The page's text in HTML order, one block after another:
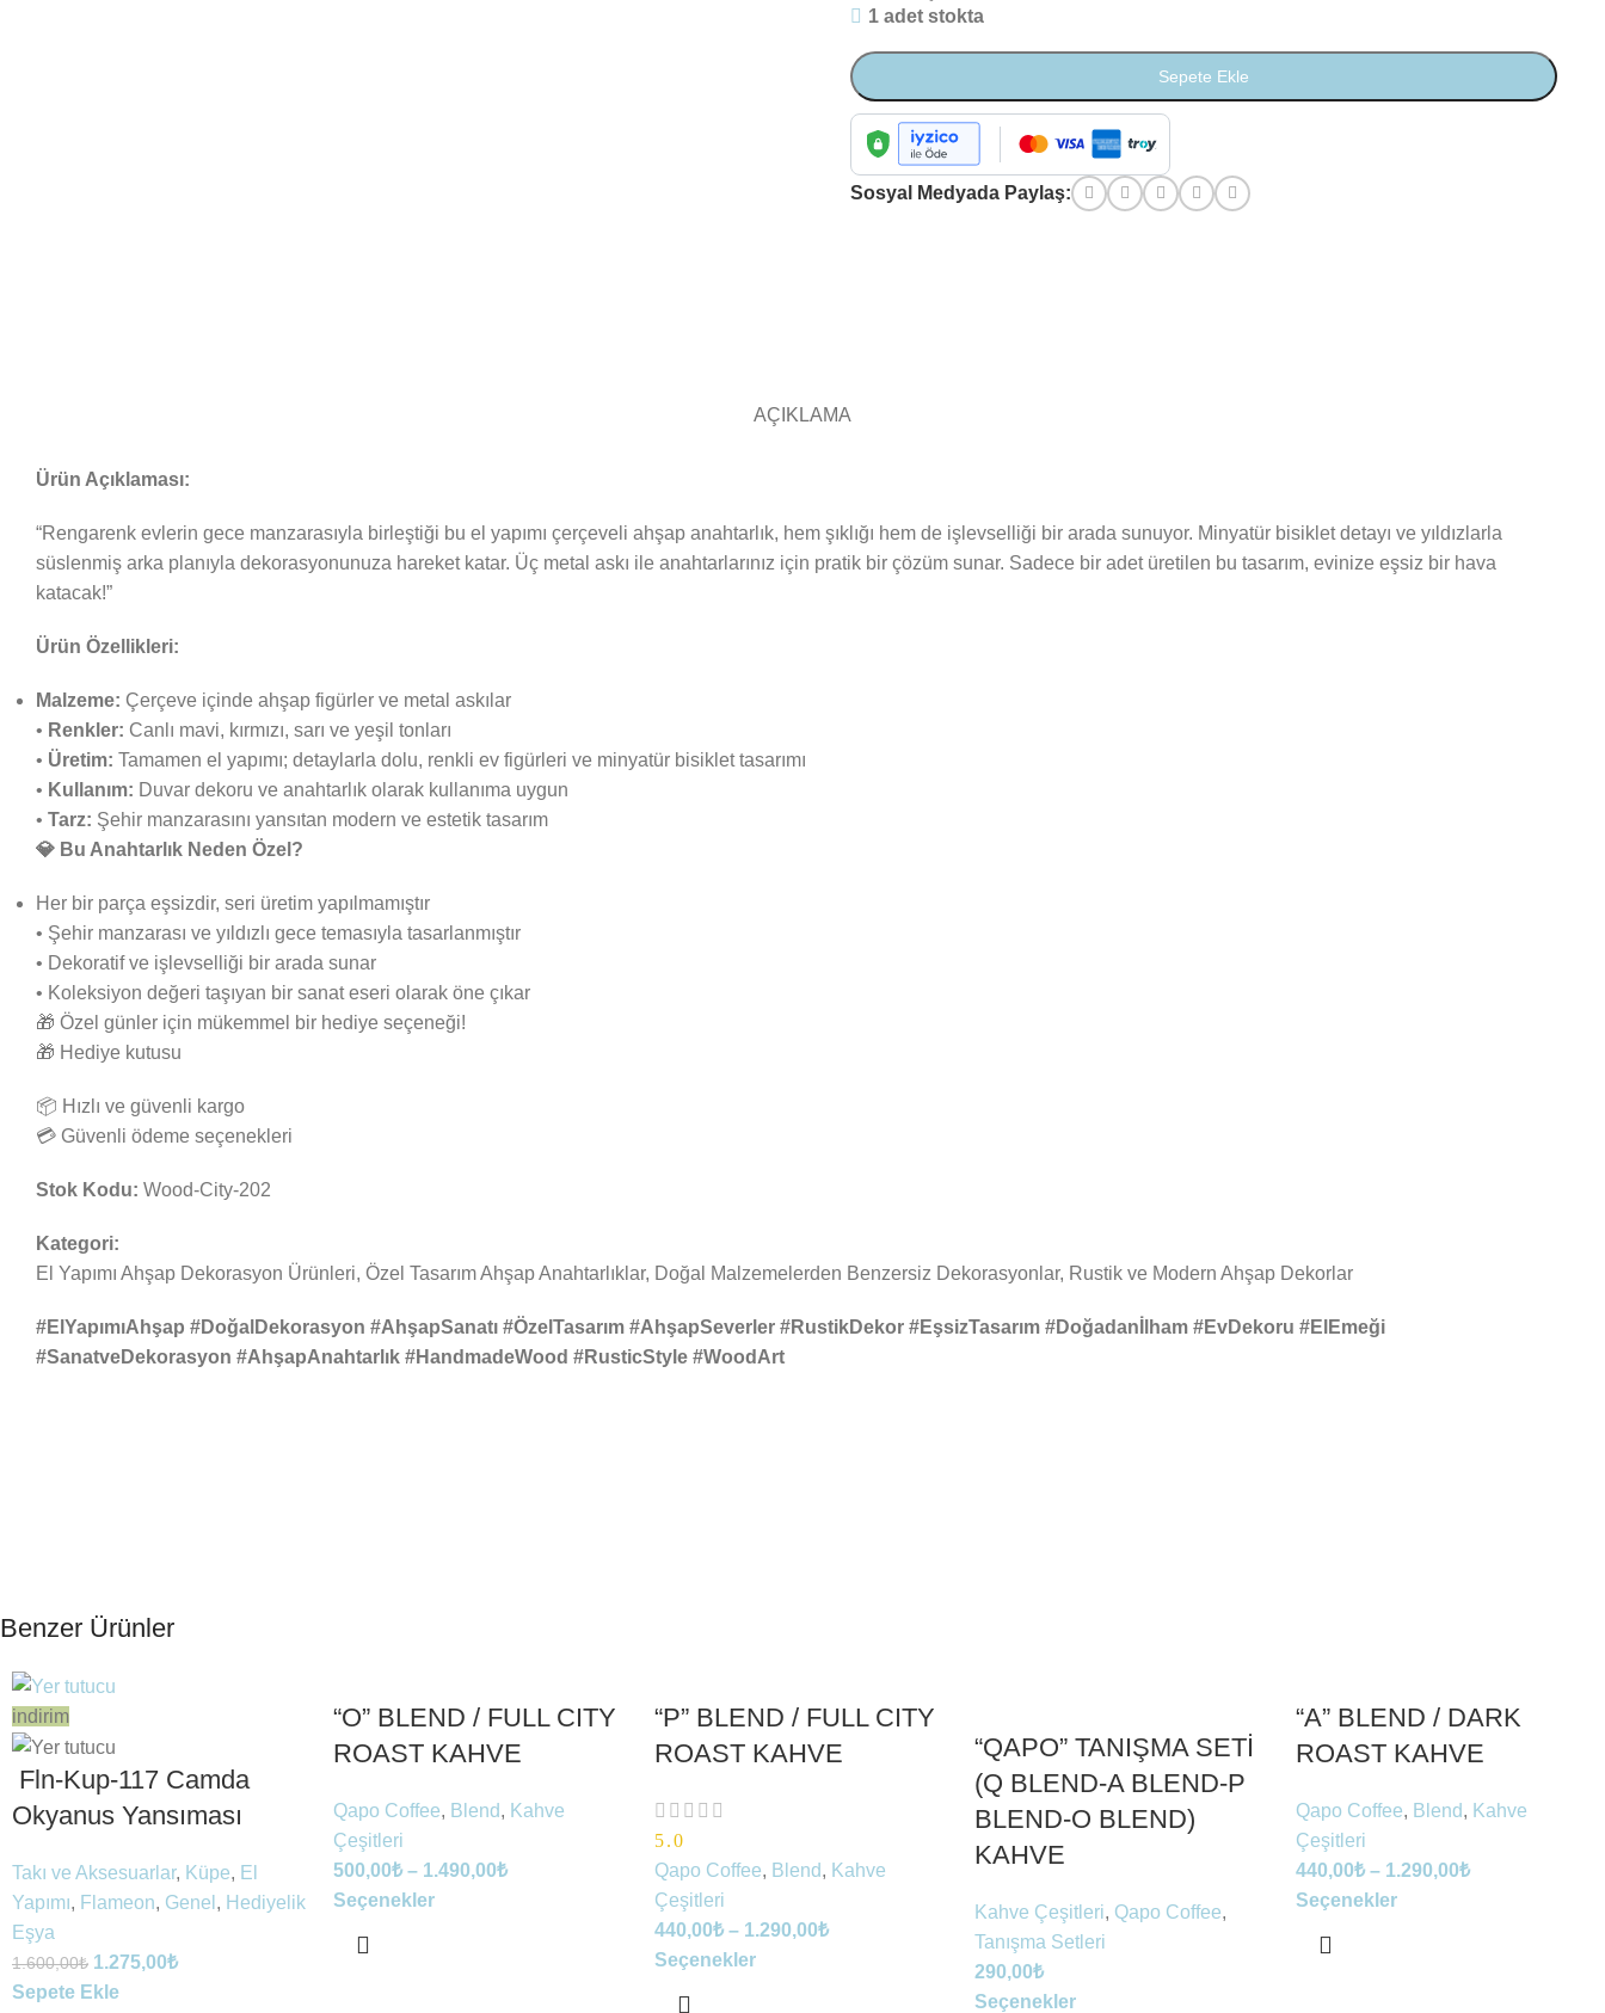
1 adet stokta
Sepete Ekle
Sosyal Medyada Paylaş:
AÇIKLAMA
Ürün Açıklaması:
“Rengarenk evlerin gece manzarasıyla birleştiği bu el yapımı çerçeveli ahşap anahtarlık, hem şıklığı hem de işlevselliği bir arada sunuyor. Minyatür bisiklet detayı ve yıldızlarla
süslenmiş arka planıyla dekorasyonunuza hareket katar. Üç metal askı ile anahtarlarınız için pratik bir çözüm sunar. Sadece bir adet üretilen bu tasarım, evinize eşsiz bir hava
katacak!”
Ürün Özellikleri:
Malzeme: Çerçeve içinde ahşap figürler ve metal askılar
• Renkler: Canlı mavi, kırmızı, sarı ve yeşil tonları
• Üretim: Tamamen el yapımı; detaylarla dolu, renkli ev figürleri ve minyatür bisiklet tasarımı
• Kullanım: Duvar dekoru ve anahtarlık olarak kullanıma uygun
• Tarz: Şehir manzarasını yansıtan modern ve estetik tasarım
💎 Bu Anahtarlık Neden Özel?
Her bir parça eşsizdir, seri üretim yapılmamıştır
• Şehir manzarası ve yıldızlı gece temasıyla tasarlanmıştır
• Dekoratif ve işlevselliği bir arada sunar
• Koleksiyon değeri taşıyan bir sanat eseri olarak öne çıkar
🎁 Özel günler için mükemmel bir hediye seçeneği!
🎁 Hediye kutusu
📦 Hızlı ve güvenli kargo
💳 Güvenli ödeme seçenekleri
Stok Kodu: Wood-City-202
Kategori:
El Yapımı Ahşap Dekorasyon Ürünleri, Özel Tasarım Ahşap Anahtarlıklar, Doğal Malzemelerden Benzersiz Dekorasyonlar, Rustik ve Modern Ahşap Dekorlar
#ElYapımıAhşap #DoğalDekorasyon #AhşapSanatı #ÖzelTasarım #AhşapSeverler #RustikDekor #EşsizTasarım #Doğadanİlham #EvDekoru #ElEmeği
#SanatveDekorasyon #AhşapAnahtarlık #HandmadeWood #RusticStyle #WoodArt
Benzer Ürünler
indirim
Fln-Kup-117 Camda
Okyanus Yansıması
Takı ve Aksesuarlar, Küpe, El
Yapımı, Flameon, Genel , Hediyelik
Eşya
1.600,00₺ 1.275,00₺
Sepete Ekle
“O” BLEND / FULL CITY
ROAST KAHVE
Qapo Coffee, Blend, Kahve
Çeşitleri
500,00₺ – 1.490,00₺
Seçenekler
“P” BLEND / FULL CITY
ROAST KAHVE
5.0
Qapo Coffee, Blend, Kahve
Çeşitleri
440,00₺ – 1.290,00₺
Seçenekler
“QAPO” TANIŞMA SETİ
(Q BLEND-A BLEND-P
BLEND-O BLEND)
KAHVE
Kahve Çeşitleri, Qapo Coffee,
Tanışma Setleri
290,00₺
Seçenekler
“A” BLEND / DARK
ROAST KAHVE
Qapo Coffee, Blend, Kahve
Çeşitleri
440,00₺ – 1.290,00₺
Seçenekler